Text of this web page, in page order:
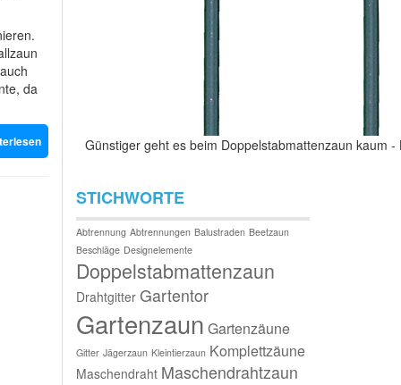
da
Günstiger geht es beim Doppelstabmattenzaun kaum -
STICHWORTE
Abtrennung Abtrennungen Balustraden Beetzaun
Beschläge Designelemente
Doppelstabmattenzaun
Drahtgitter Gartentor
Gartenzaun Gartenzäune
Gitter Jägerzaun Kleintierzaun Komplettzäune
Maschendraht Maschendrahtzaun